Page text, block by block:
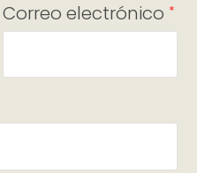
Correo electrónico *